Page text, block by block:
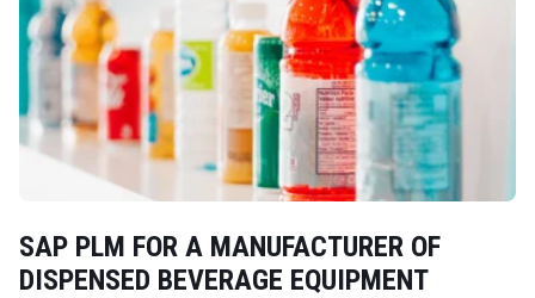
SAP PLM FOR A MANUFACTURER OF
DISPENSED BEVERAGE EQUIPMENT